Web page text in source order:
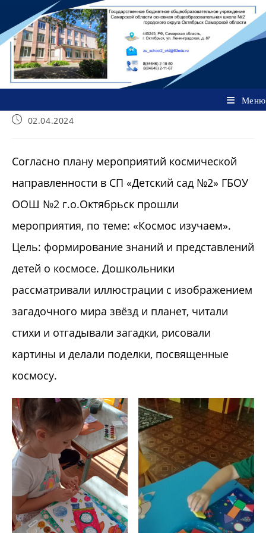
содержимому
Меню
Запись02.04.2024
Согласно плану мероприятий космической
направленности в СП «Детский сад №2» ГБОУ
ООШ №2 г.о.Октябрьск прошли
мероприятия, по теме: «Космос изучаем».
Цель: формирование знаний и представлений
детей о космосе. Дошкольники
рассматривали иллюстрации с изображением
загадочного мира звёзд и планет, читали
стихи и отгадывали загадки, рисовали
картины и делали поделки, посвященные
космосу.